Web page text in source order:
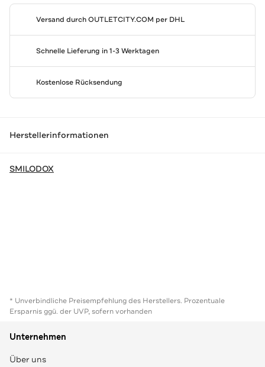
Versand durchOUTLETCITY.COM per DHL
Schnelle Lieferung in 1-3 Werktagen
Kostenlose Rücksendung
Herstellerinformationen
SMILODOX
* Unverbindliche Preisempfehlung des Herstellers. Prozentuale
Ersparnis ggü. der UVP, sofern vorhanden
Unternehmen
Über uns